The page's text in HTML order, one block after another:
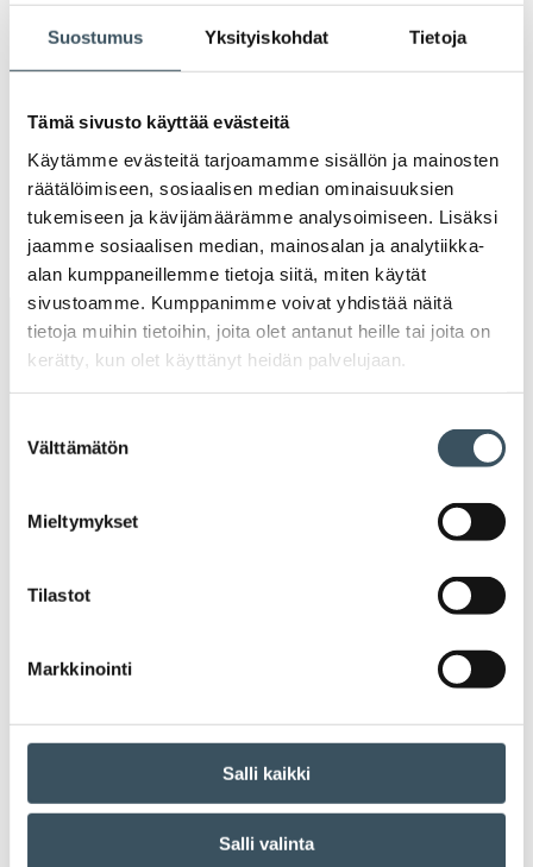
Suostumus Yksityiskohdat Tietoja
Tämä sivusto käyttää evästeitä
Käytämme evästeitä tarjoamamme sisällön ja mainosten
räätälöimiseen, sosiaalisen median ominaisuuksien
tukemiseen ja kävijämäärämme analysoimiseen. Lisäksi
jaamme sosiaalisen median, mainosalan ja analytiikka-
alan kumppaneillemme tietoja siitä, miten käytät
sivustoamme. Kumppanimme voivat yhdistää näitä
tietoja muihin tietoihin, joita olet antanut heille tai joita on
kerätty, kun olet käyttänyt heidän palvelujaan.
valinta
Välttämätön
Mieltymykset
Tilastot
Markkinointi
Salli kaikki
Salli valinta
2020
2018
2017
Avainsanat
alv arvonlisävero digikauppa
digiostaminen digitalisaatio
energiatehokkuus
kaupan näkymät
kiertotalous koronavirus koulutus
myynti